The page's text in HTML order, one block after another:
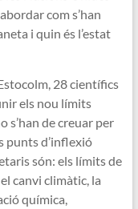
com s’han
i quin és l’estat
28 científics
els nou límits
s’han de creuar per
punts d’inflexió
són: els límits de
canvi climàtic, la
química,